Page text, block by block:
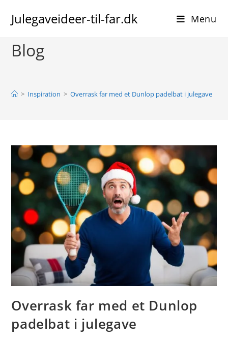
content
Julegaveideer-til-far.dk Menu
Blog
> Inspiration > Overrask far med et Dunlop padelbat i julegave
Overrask far med et Dunlop
padelbat i julegave